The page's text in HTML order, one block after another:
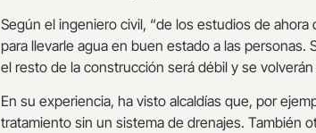
Según el ingeniero civil, “de los estudios de
para llevarle agua en buen estado a las
el resto de la construcción será débil y se
En su experiencia, ha visto alcaldías que, por
tratamiento sin un sistema de drenajes. También